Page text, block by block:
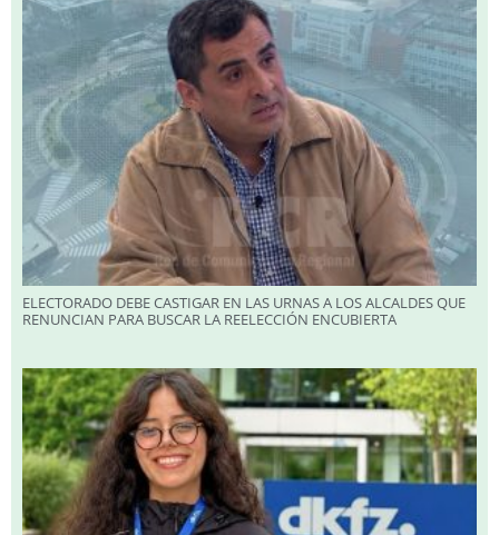
ELECTORADO DEBE CASTIGAR EN LAS URNAS A LOS ALCALDES QUE
RENUNCIAN PARA BUSCAR LA REELECCIÓN ENCUBIERTA